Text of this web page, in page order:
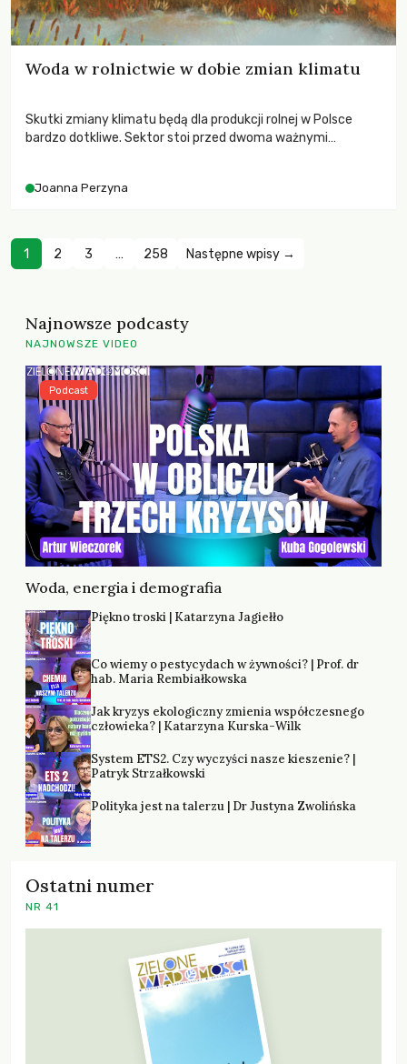
Woda w rolnictwie w dobie zmian klimatu
Skutki zmiany klimatu będą dla produkcji rolnej w Polsce
bardzo dotkliwe. Sektor stoi przed dwoma ważnymi
zachodzących zmian klimatycznych. Wymagać to będzie
Joanna Perzyna
1 2 3 … 258 Następne wpisy →
Najnowsze podcasty
NAJNOWSZE VIDEO
Woda, energia i demografia
Podcast
Piękno troski | Katarzyna Jagiełło
Co wiemy o pestycydach w żywności? | Prof. dr
hab. Maria Rembiałkowska
Jak kryzys ekologiczny zmienia współczesnego
człowieka? | Katarzyna Kurska-Wilk
System ETS2. Czy wyczyści nasze kieszenie? |
Patryk Strzałkowski
Polityka jest na talerzu | Dr Justyna Zwolińska
Ostatni numer
NR 41